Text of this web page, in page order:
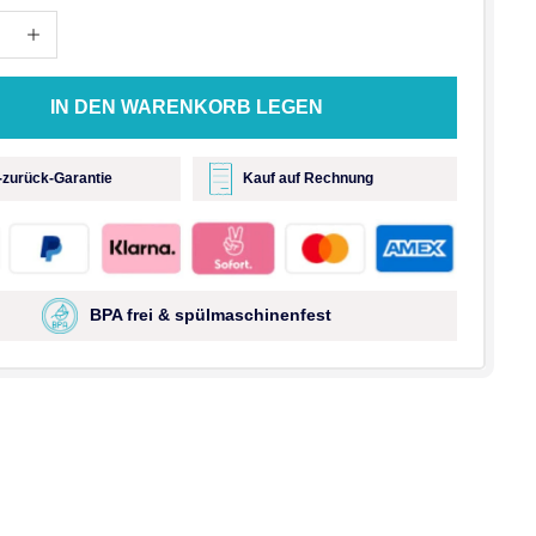
IN DEN WARENKORB LEGEN
zurück-Garantie Kauf auf Rechnung
BPA frei & spülmaschinenfest